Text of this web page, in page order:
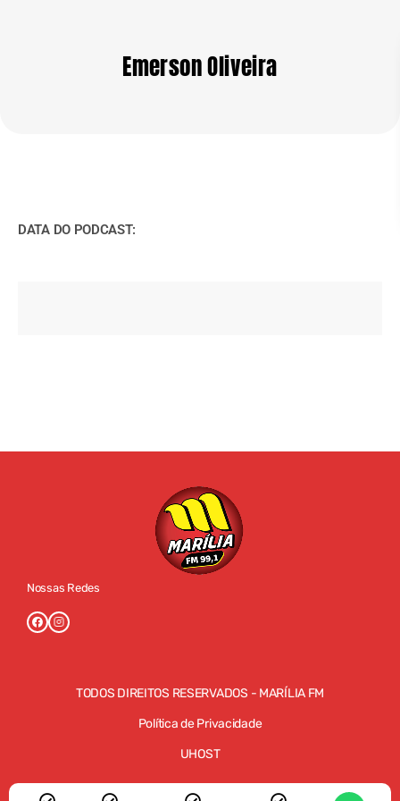
Emerson Oliveira
DATA DO PODCAST:
Nossas Redes
TODOS DIREITOS RESERVADOS - MARÍLIA FM
Política de Privacidade
UHOST